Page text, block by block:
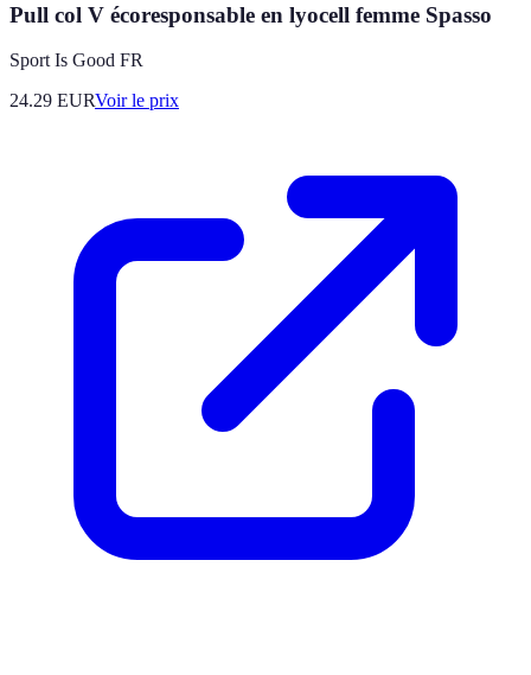
Pull col V écoresponsable en lyocell femme Spasso
Sport Is Good FR
24.29 EURVoir le prix